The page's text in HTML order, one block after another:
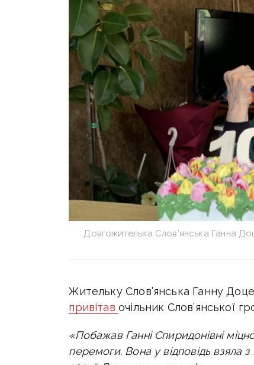
Довгожителька Слов’янська Ганна
Жительку Слов’янська Ганну
привітавочільник Слов’янської
«Побажав Ганні Спиридонівні
перемоги. Вона у відповідь взяла